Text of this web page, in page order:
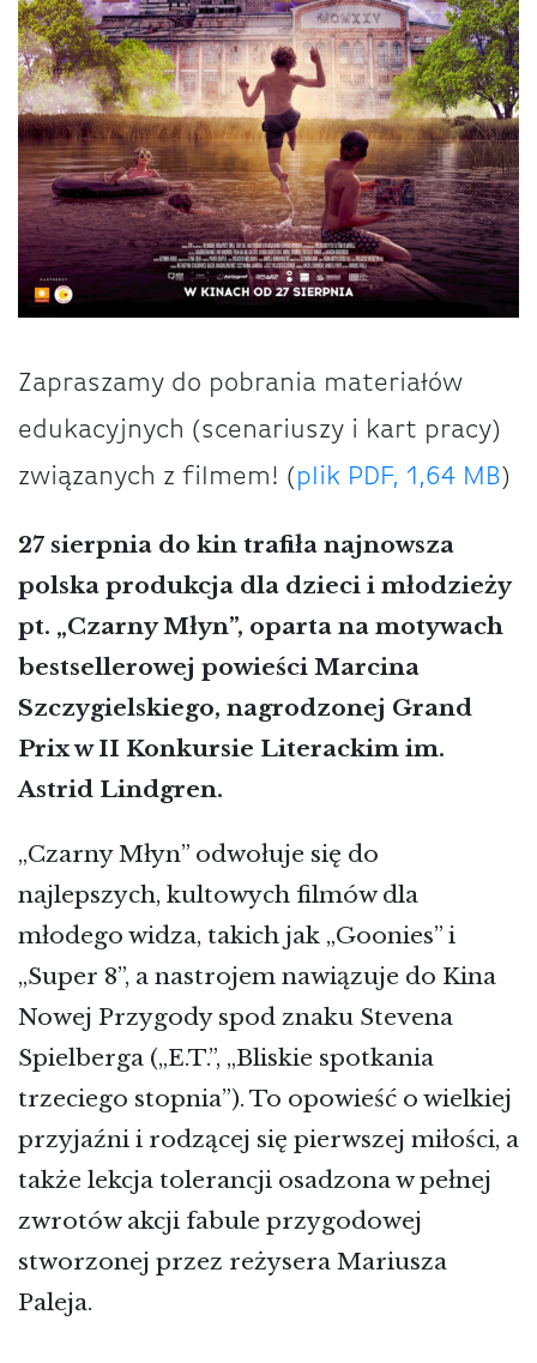
Zapraszamy do pobrania materiałów
edukacyjnych (scenariuszy i kart pracy)
związanych z filmem! (plik PDF, 1,64 MB)
27 sierpnia do kin trafiła najnowsza
polska produkcja dla dzieci i młodzieży
pt. „Czarny Młyn”, oparta na motywach
bestsellerowej powieści Marcina
Szczygielskiego, nagrodzonej Grand
Prix w II Konkursie Literackim im.
Astrid Lindgren.
„Czarny Młyn” odwołuje się do
najlepszych, kultowych filmów dla
młodego widza, takich jak „Goonies” i
„Super 8”, a nastrojem nawiązuje do Kina
Nowej Przygody spod znaku Stevena
Spielberga („E.T.”, „Bliskie spotkania
trzeciego stopnia”). To opowieść o wielkiej
przyjaźni i rodzącej się pierwszej miłości, a
także lekcja tolerancji osadzona w pełnej
zwrotów akcji fabule przygodowej
stworzonej przez reżysera Mariusza
Paleja.